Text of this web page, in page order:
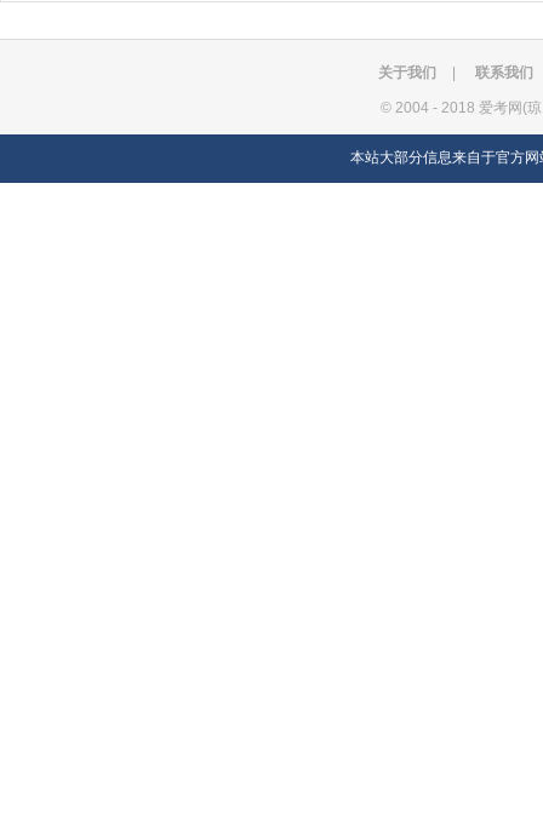
关于我们 联系我们
© 2004 - 2018 爱考网(
本站大部分信息来自于官方